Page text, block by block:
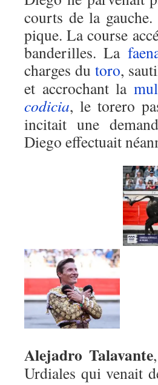
courts de la gauche.
pique. La course
banderilles. La
charges du toro,
et accrochant la
codicia, le torero
incitait une
Diego effectuait
Alejadro Talavante
Urdiales qui venait